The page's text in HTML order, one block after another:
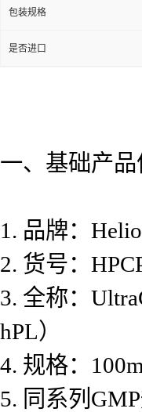
包装规格
是否进口
一、基础产品
1. 品牌：
2. 货号：
3. 全称：
hPL）
4. 规格：
5. 同系列